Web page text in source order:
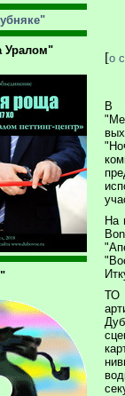
Уралом"
[о
В
На
ТО